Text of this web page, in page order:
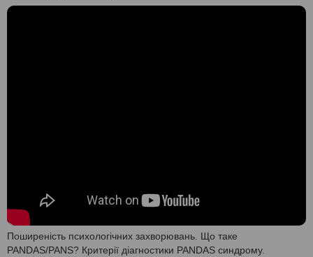
Поширеність психологічних захворювань. Що таке
PANDAS/PANS? Критерії діагностики PANDAS синдрому.